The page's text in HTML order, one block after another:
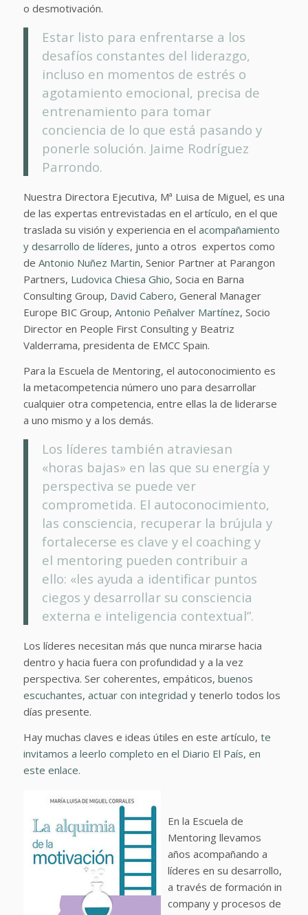
o desmotivación.
Estar listo para enfrentarse a los
desafíos constantes del liderazgo,
incluso en momentos de estrés o
agotamiento emocional, precisa de
entrenamiento para tomar
conciencia de lo que está pasando y
ponerle solución. Jaime Rodríguez
Parrondo.
Nuestra Directora Ejecutiva, Mª Luisa de Miguel, es una
de las expertas entrevistadas en el artículo, en el que
traslada su visión y experiencia en el acompañamiento
y desarrollo de líderes, junto a otros expertos como
de Antonio Nuñez Martin, Senior Partner at Parangon
Partners, Ludovica Chiesa Ghio, Socia en Barna
Consulting Group, David Cabero, General Manager
Europe BIC Group, Antonio Peñalver Martínez, Socio
Director en People First Consulting y Beatriz
Valderrama, presidenta de EMCC Spain.
Para la Escuela de Mentoring, el autoconocimiento es
la metacompetencia número uno para desarrollar
cualquier otra competencia, entre ellas la de liderarse
a uno mismo y a los demás.
Los líderes también atraviesan
«horas bajas» en las que su energía y
perspectiva se puede ver
comprometida. El autoconocimiento,
las consciencia, recuperar la brújula y
fortalecerse es clave y el coaching y
el mentoring pueden contribuir a
ello: «les ayuda a identificar puntos
ciegos y desarrollar su consciencia
externa e inteligencia contextual”.
Los líderes necesitan más que nunca mirarse hacia
dentro y hacia fuera con profundidad y a la vez
perspectiva. Ser coherentes, empáticos, buenos
escuchantes, actuar con integridad y tenerlo todos los
días presente.
Hay muchas claves e ideas útiles en este artículo, te
invitamos a leerlo completo en el Diario El País, en
este enlace.
En la Escuela de
Mentoring llevamos
años acompañando a
líderes en su desarrollo,
a través de formación in
company y procesos de